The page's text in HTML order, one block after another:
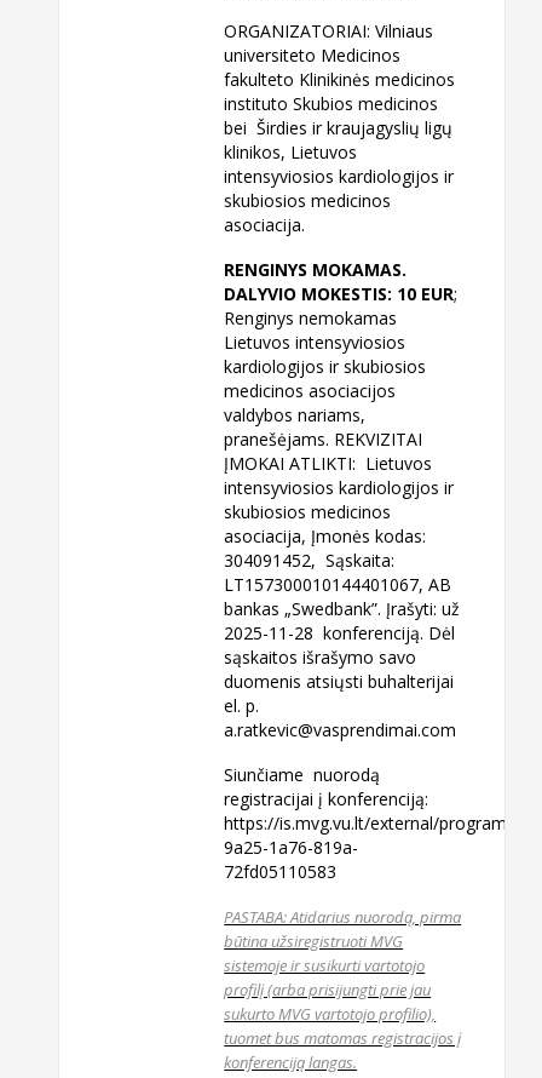
ORGANIZATORIAI: Vilniaus
universiteto Medicinos
fakulteto Klinikinės medicinos
instituto Skubios medicinos
bei Širdies ir kraujagyslių ligų
klinikos, Lietuvos
intensyviosios kardiologijos ir
skubiosios medicinos
asociacija.
RENGINYS MOKAMAS.
DALYVIO MOKESTIS: 10 EUR;
Renginys nemokamas
Lietuvos intensyviosios
kardiologijos ir skubiosios
medicinos asociacijos
valdybos nariams,
pranešėjams. REKVIZITAI
ĮMOKAI ATLIKTI: Lietuvos
intensyviosios kardiologijos ir
skubiosios medicinos
asociacija, Įmonės kodas:
304091452, Sąskaita:
LT157300010144401067, AB
bankas „Swedbank”. Įrašyti: už
2025-11-28 konferenciją. Dėl
sąskaitos išrašymo savo
duomenis atsiųsti buhalterijai
el. p.
a.ratkevic@vasprendimai.com
Siunčiame nuorodą
registracijai į konferenciją:
https://is.mvg.vu.lt/external/program/
9a25-1a76-819a-
72fd05110583
PASTABA: Atidarius nuorodą, pirma
būtina užsiregistruoti MVG
sistemoje ir susikurti vartotojo
profilį (arba prisijungti prie jau
sukurto MVG vartotojo profilio),
tuomet bus matomas registracijos į
konferenciją langas.